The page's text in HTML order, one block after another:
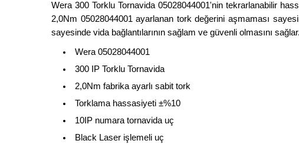
Wera 300 Torklu Tornavida 05028044001'nin tekrarlanabilir
2,0Nm 05028044001 ayarlanan tork değerini aşmaması
sayesinde vida bağlantılarının sağlam ve güvenli olmasını sağlar.
Wera 05028044001
300 IP Torklu Tornavida
2,0Nm fabrika ayarlı sabit tork
Torklama hassasiyeti ±%10
10IP numara tornavida uç
Black Laser işlemeli uç